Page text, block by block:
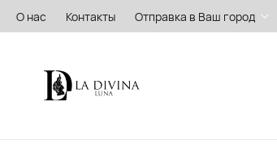
О нас Контакты Отправка в Ваш город